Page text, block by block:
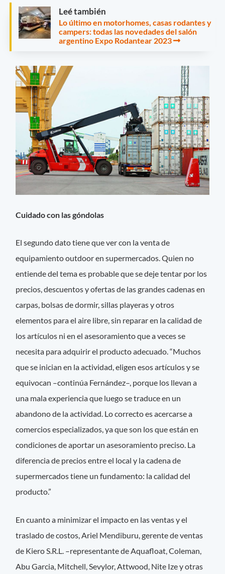
Leé también
Lo último en motorhomes, casas rodantes y
campers: todas las novedades del salón
argentino Expo Rodantear 2023
Cuidado con las góndolas
El segundo dato tiene que ver con la venta de
equipamiento outdoor en supermercados. Quien no
entiende del tema es probable que se deje tentar por los
precios, descuentos y ofertas de las grandes cadenas en
carpas, bolsas de dormir, sillas playeras y otros
elementos para el aire libre, sin reparar en la calidad de
los artículos ni en el asesoramiento que a veces se
necesita para adquirir el producto adecuado. “Muchos
que se inician en la actividad, eligen esos artículos y se
equivocan –continúa Fernández–, porque los llevan a
una mala experiencia que luego se traduce en un
abandono de la actividad. Lo correcto es acercarse a
comercios especializados, ya que son los que están en
condiciones de aportar un asesoramiento preciso. La
diferencia de precios entre el local y la cadena de
supermercados tiene un fundamento: la calidad del
producto.”
En cuanto a minimizar el impacto en las ventas y el
traslado de costos, Ariel Mendiburu, gerente de ventas
de Kiero S.R.L. –representante de Aquafloat, Coleman,
Abu Garcia, Mitchell, Sevylor, Attwood, Nite Ize y otras